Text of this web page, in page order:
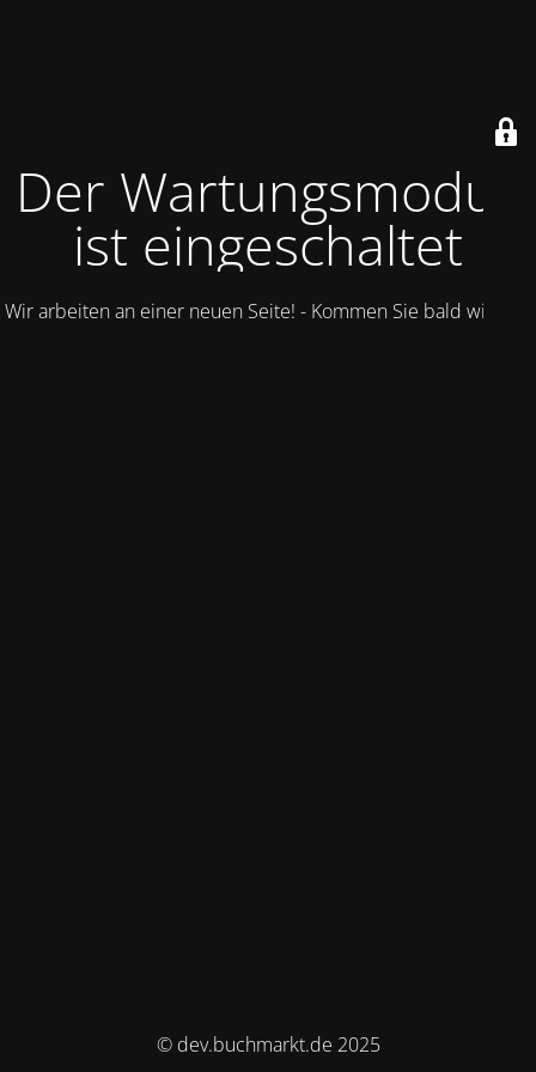
Der Wartungsmodus
ist eingeschaltet
Wir arbeiten an einer neuen Seite! - Kommen Sie bald wieder.
© dev.buchmarkt.de 2025